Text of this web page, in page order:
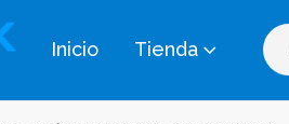
Inicio Tienda